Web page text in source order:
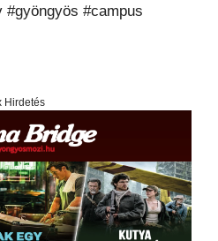
#campus
Hirdetés